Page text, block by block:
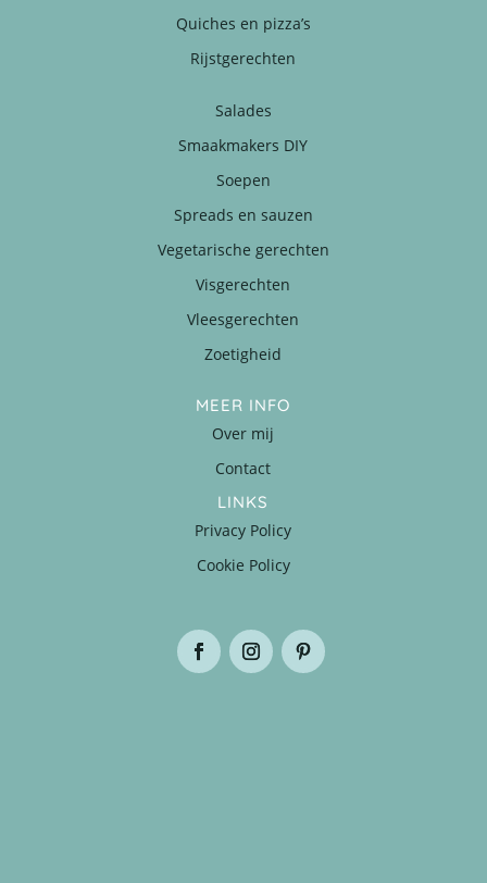
Quiches en pizza’s
Rijstgerechten
Salades
Smaakmakers DIY
Soepen
Spreads en sauzen
Vegetarische gerechten
Visgerechten
Vleesgerechten
Zoetigheid
MEER INFO
Over mij
Contact
LINKS
Privacy Policy
Cookie Policy